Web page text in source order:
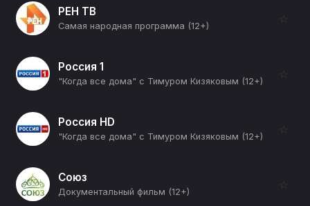
РЕН ТВ
Самая народная программа (12+)
☆
Россия 1
"Когда все дома" с Тимуром Кизяковым (12+)
☆
Россия HD
"Когда все дома" с Тимуром Кизяковым (12+)
☆
Союз
Документальный фильм (12+)
☆